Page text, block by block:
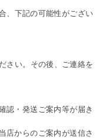
、下記の可能性がござい
さい。その後、ご連絡を
認・発送ご案内等が届き
店からのご案内が送信さ